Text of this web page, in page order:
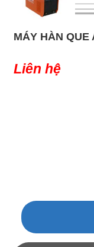
MÁY HÀN QUE
Liên hệ